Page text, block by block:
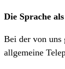
Die Sprache
Bei der von uns
allgemeine